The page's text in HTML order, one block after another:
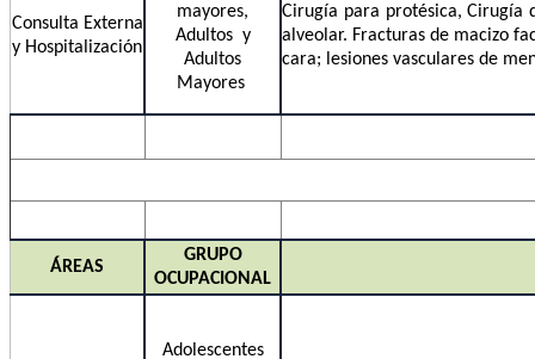
Consulta Externa
y Hospitalización
mayores,
Adultos y
Adultos
Mayores
Cirugía para protésica, Cirugía
alveolar. Fracturas de macizo
cara; lesiones vasculares de
ÁREAS
GRUPO
OCUPACIONAL
Adolescentes